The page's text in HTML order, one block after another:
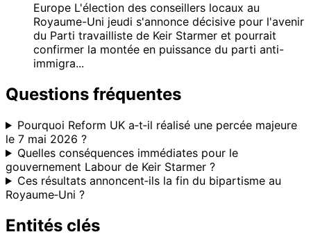
Europe L'élection des conseillers locaux au
Royaume-Uni jeudi s'annonce décisive pour l'avenir
du Parti travailliste de Keir Starmer et pourrait
confirmer la montée en puissance du parti anti-
immigra...
Questions fréquentes
Pourquoi Reform UK a‑t‑il réalisé une percée majeure
le 7 mai 2026 ?
Quelles conséquences immédiates pour le
gouvernement Labour de Keir Starmer ?
Ces résultats annoncent‑ils la fin du bipartisme au
Royaume‑Uni ?
Entités clés